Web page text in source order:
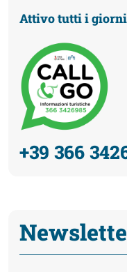
Attivo tutti i
+39 366